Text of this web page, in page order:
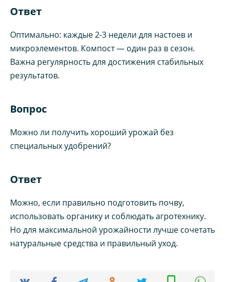
Ответ
Оптимально: каждые 2-3 недели для настоев и
микроэлементов. Компост — один раз в сезон.
Важна регулярность для достижения стабильных
результатов.
Вопрос
Можно ли получить хороший урожай без
специальных удобрений?
Ответ
Можно, если правильно подготовить почву,
использовать органику и соблюдать агротехнику.
Но для максимальной урожайности лучше сочетать
натуральные средства и правильный уход.